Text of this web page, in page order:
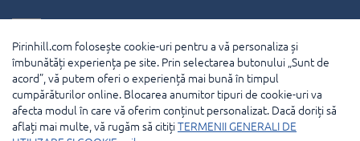
Grecia
Olanda
Franţa
Pirinhill.com folosește cookie-uri pentru a vă personaliza și
îmbunătăți experiența pe site. Prin selectarea butonului „Sunt de
acord”, vă putem oferi o experiență mai bună în timpul
cumpărăturilor online. Blocarea anumitor tipuri de cookie-uri va
afecta modul în care vă oferim conținut personalizat. Dacă doriți să
aflați mai multe, vă rugăm să citițiTERMENII GENERALI DE